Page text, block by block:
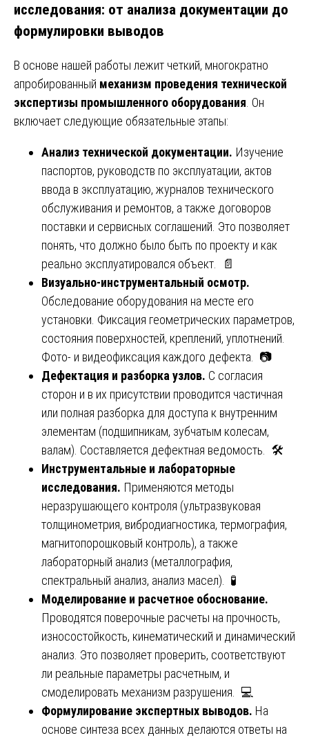
исследования: от анализа документации до
формулировки выводов
В основе нашей работы лежит четкий, многократно
апробированный механизм проведения технической
экспертизы промышленного оборудования. Он
включает следующие обязательные этапы:
Анализ технической документации. Изучение
паспортов, руководств по эксплуатации, актов
ввода в эксплуатацию, журналов технического
обслуживания и ремонтов, а также договоров
поставки и сервисных соглашений. Это позволяет
понять, что должно было быть по проекту и как
реально эксплуатировался объект. 📄
Визуально-инструментальный осмотр.
Обследование оборудования на месте его
установки. Фиксация геометрических параметров,
состояния поверхностей, креплений, уплотнений.
Фото- и видеофиксация каждого дефекта. 📷
Дефектация и разборка узлов. С согласия
сторон и в их присутствии проводится частичная
или полная разборка для доступа к внутренним
элементам (подшипникам, зубчатым колесам,
валам). Составляется дефектная ведомость. 🛠️
Инструментальные и лабораторные
исследования. Применяются методы
неразрушающего контроля (ультразвуковая
толщинометрия, вибродиагностика, термография,
магнитопорошковый контроль), а также
лабораторный анализ (металлография,
спектральный анализ, анализ масел). 🧪
Моделирование и расчетное обоснование.
Проводятся поверочные расчеты на прочность,
износостойкость, кинематический и динамический
анализ. Это позволяет проверить, соответствуют
ли реальные параметры расчетным, и
смоделировать механизм разрушения. 💻
Формулирование экспертных выводов. На
основе синтеза всех данных делаются ответы на